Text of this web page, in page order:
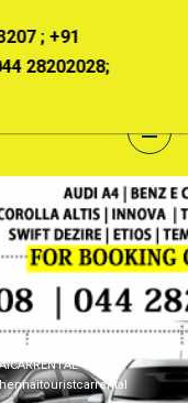
அதிகாரம் மிக வலிமையானது
; +91
28202028;